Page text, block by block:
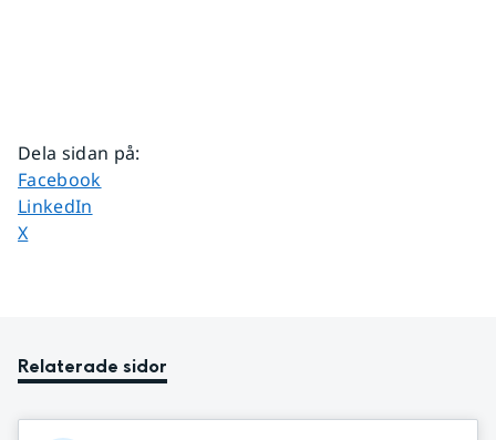
Dela sidan på:
Dela sidan på
Facebook
Dela sidan på
LinkedIn
Dela sidan på
X
Relaterade sidor